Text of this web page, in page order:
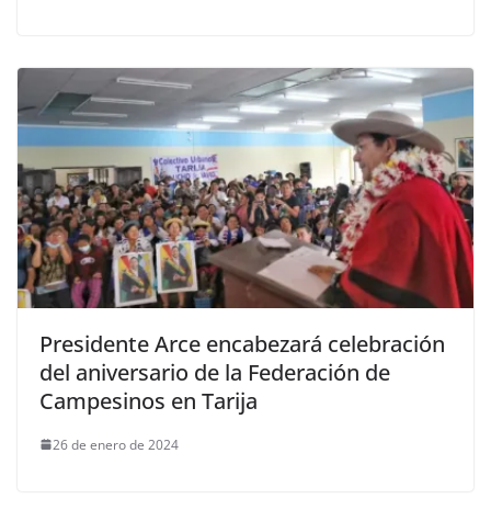
Presidente Arce encabezará celebración
del aniversario de la Federación de
Campesinos en Tarija
26 de enero de 2024